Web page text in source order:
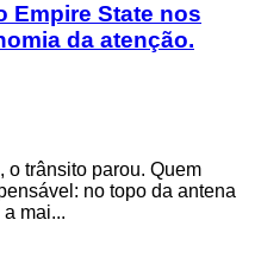
Empire State nos
da atenção.
o trânsito parou. Quem
no topo da antena
mai...